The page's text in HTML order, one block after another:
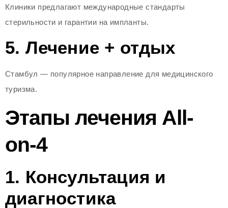
Клиники предлагают международные стандарты
стерильности и гарантии на импланты.
5. Лечение + отдых
Стамбул — популярное направление для медицинского
туризма.
Этапы лечения All-
on-4
1. Консультация и
диагностика